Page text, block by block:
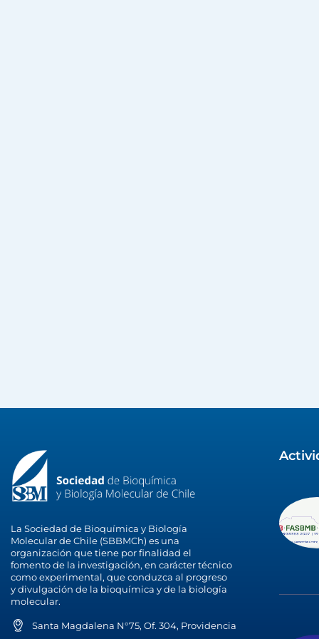
La Sociedad de Bioquímica y Biología
Molecular de Chile (SBBMCh) es una
organización que tiene por finalidad el
fomento de la investigación, en carácter técnico
como experimental, que conduzca al progreso
y divulgación de la bioquímica y de la biología
molecular.
Santa Magdalena N°75, Of. 304, Providencia